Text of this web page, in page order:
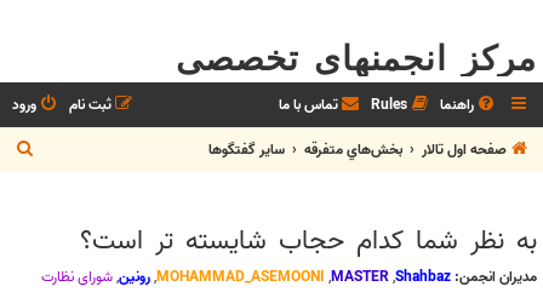
مرکز انجمنهای تخصصی
راهنما Rules تماس با ما ورود
ثبت نام
صفحه اول تالار
بخش‌‌هاي متفرقه ساير گفتگوها
ج
س
به نظر شما کدام حجاب شایسته تر است؟
مدیران انجمن: Shahbaz
,
MASTER
,
MOHAMMAD_ASEMOONI
,رونین,شوراي نظارت